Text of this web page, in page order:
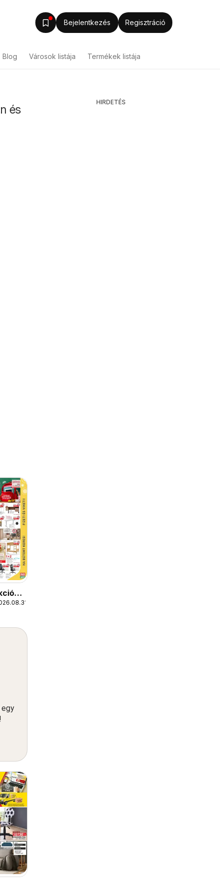
Bejelentkezés Regisztráció
Blog Városok listája Termékek listája
és
egy
HIRDETÉS